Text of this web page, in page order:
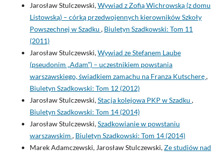
Jarosław Stulczewski,Wywiad z Zofią Wichrowską (z domu
Listowską) – córką przedwojennych kierowników Szkoły
Powszechnej w Szadku , Biuletyn Szadkowski: Tom 11
(2011)
Jarosław Stulczewski,Wywiad ze Stefanem Laube
(pseudonim „Adam”) – uczestnikiem powstania
warszawskiego, świadkiem zamachu na Franza Kutscherę,
Biuletyn Szadkowski: Tom 12 (2012)
Jarosław Stulczewski,Stacja kolejowa PKP w Szadku ,
Biuletyn Szadkowski: Tom 14 (2014)
Jarosław Stulczewski,Szadkowianie w powstaniu
warszawskim , Biuletyn Szadkowski: Tom 14 (2014)
Marek Adamczewski, Jarosław Stulczewski,Ze studiów nad